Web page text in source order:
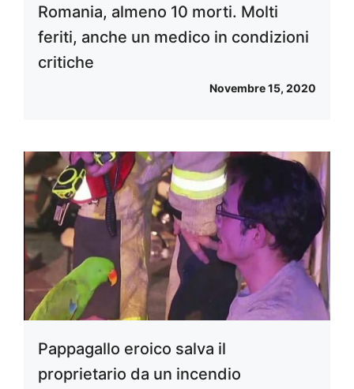
Romania, almeno 10 morti. Molti
feriti, anche un medico in condizioni
critiche
Novembre 15, 2020
Pappagallo eroico salva il
proprietario da un incendio